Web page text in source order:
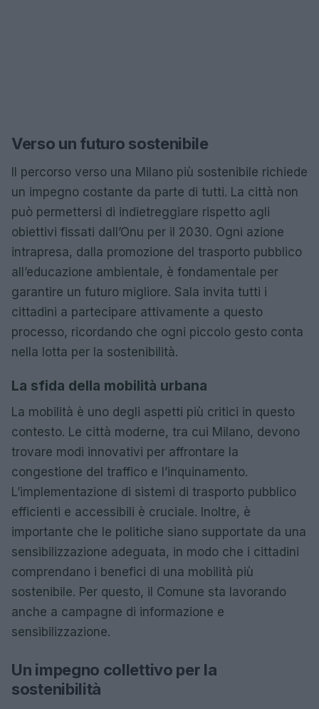
Verso un futuro sostenibile
Il percorso verso una Milano più sostenibile richiede
un impegno costante da parte di tutti. La città non
può permettersi di indietreggiare rispetto agli
obiettivi fissati dall’Onu per il 2030. Ogni azione
intrapresa, dalla promozione del trasporto pubblico
all’educazione ambientale, è fondamentale per
garantire un futuro migliore. Sala invita tutti i
cittadini a partecipare attivamente a questo
processo, ricordando che ogni piccolo gesto conta
nella lotta per la sostenibilità.
La sfida della mobilità urbana
La mobilità è uno degli aspetti più critici in questo
contesto. Le città moderne, tra cui Milano, devono
trovare modi innovativi per affrontare la
congestione del traffico e l’inquinamento.
L’implementazione di sistemi di trasporto pubblico
efficienti e accessibili è cruciale. Inoltre, è
importante che le politiche siano supportate da una
sensibilizzazione adeguata, in modo che i cittadini
comprendano i benefici di una mobilità più
sostenibile. Per questo, il Comune sta lavorando
anche a campagne di informazione e
sensibilizzazione.
Un impegno collettivo per la
sostenibilità